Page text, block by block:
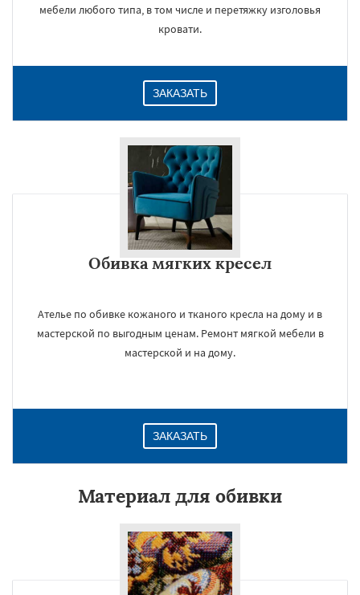
мебели любого типа, в том числе и перетяжку изголовья
кровати.
ЗАКАЗАТЬ
Обивка мягких кресел
Ателье по обивке кожаного и тканого кресла на дому и в
мастерской по выгодным ценам. Ремонт мягкой мебели в
мастерской и на дому.
ЗАКАЗАТЬ
Материал для обивки